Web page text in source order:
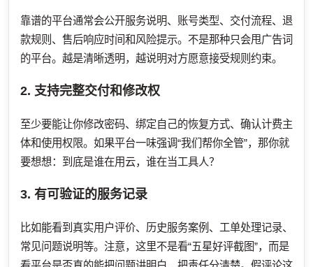
靠谱的平台通常会公开服务说明、账号类型、交付流程、退
款规则、售后响应时间和风险提示。不是那种只会甩广告词
的平台。越是清晰透明，越说明对方愿意接受规则约束。
2. 支持完整交付和修改权
至少要能让你修改密码、绑定自己的恢复方式、确认计费主
体和使用权限。如果平台一味强调“我们帮你全管”，那你就
要想想：到底是谁在用云，谁在当工具人？
3. 有可验证的服务记录
比如能看到真实用户评价、历史服务案例、工单处理记录、
常见问题说明等。注意，这里不是看“五星好评截图”，而是